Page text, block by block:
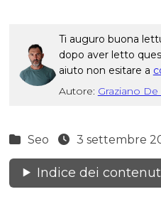
Ti auguro buona
dopo aver letto
aiuto non esitare a
Autore: Graziano
Seo 3 settembre
Indice dei